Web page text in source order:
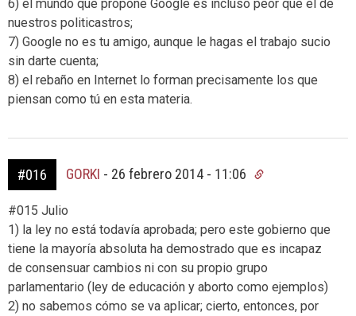
6) el mundo que propone Google es incluso peor que el de
nuestros politicastros;
7) Google no es tu amigo, aunque le hagas el trabajo sucio
sin darte cuenta;
8) el rebaño en Internet lo forman precisamente los que
piensan como tú en esta materia.
#016 GORKI - 26 febrero 2014 - 11:06
#015 Julio
1) la ley no está todavía aprobada; pero este gobierno que
tiene la mayoría absoluta ha demostrado que es incapaz
de consensuar cambios ni con su propio grupo
parlamentario (ley de educación y aborto como ejemplos)
2) no sabemos cómo se va aplicar; cierto, entonces, por